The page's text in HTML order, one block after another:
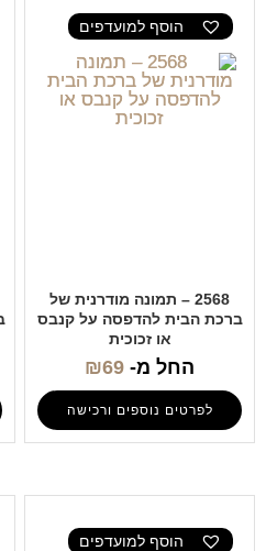
הוסף למועדפים
2568 – תמונה מודרנית של
ברכת הבית להדפסה על קנבס
או זכוכית
החל מ- ₪69
לפרטים נוספים ורכישה
הוסף למועדפים